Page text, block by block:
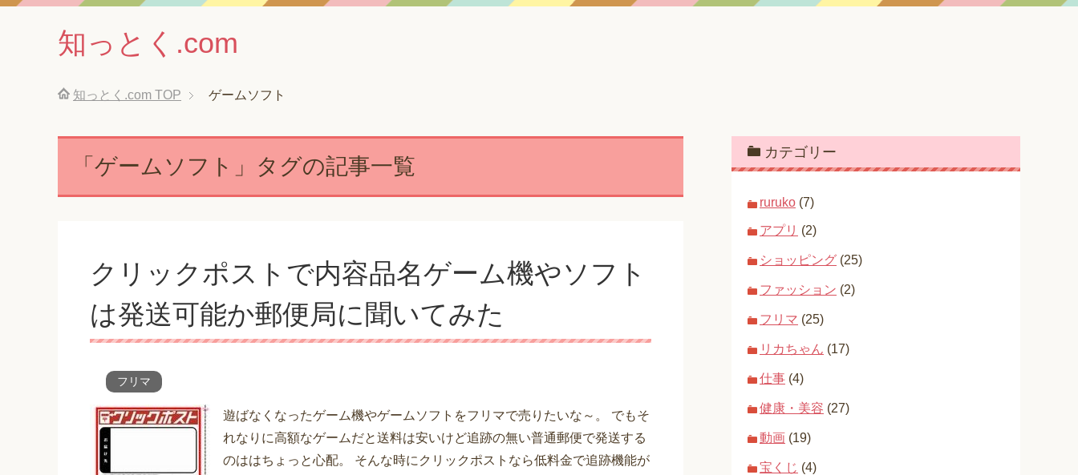
知っとく.com
知っとく.com TOP ゲームソフト
「ゲームソフト」タグの記事一覧
クリックポストで内容品名ゲーム機やソフト
は発送可能か郵便局に聞いてみた
フリマ
遊ばなくなったゲーム機やゲームソフトをフリマで売りたいな～。 でもそ
れなりに高額なゲームだと送料は安いけど追跡の無い普通郵便で発送する
のははちょっと心配。 そんな時にクリックポストなら低料金で追跡機能が
カテゴリー
ruruko (7)
アプリ (2)
ショッピング (25)
ファッション (2)
フリマ (25)
リカちゃん (17)
仕事 (4)
健康・美容 (27)
動画 (19)
宝くじ (4)